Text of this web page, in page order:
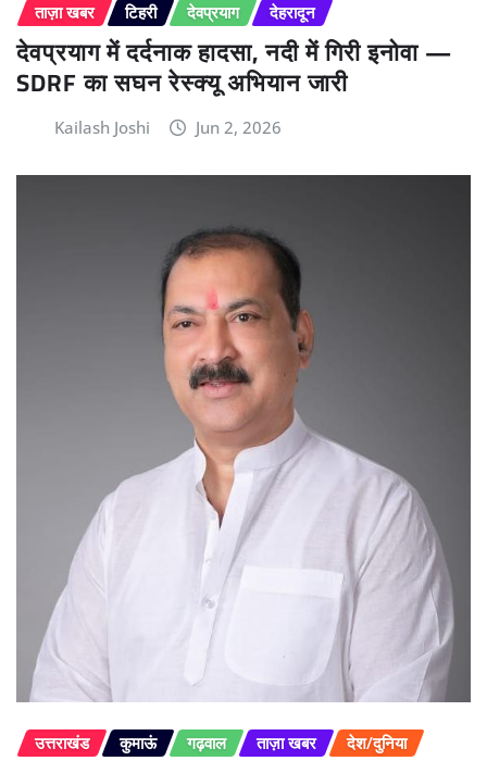
ताज़ा खबर टिहरी देवप्रयाग देहरादून
देवप्रयाग में दर्दनाक हादसा, नदी में गिरी इनोवा —
SDRF का सघन रेस्क्यू अभियान जारी
Kailash Joshi Jun 2, 2026
उत्तराखंड कुमाऊं गढ़वाल ताज़ा खबर देश/दुनिया